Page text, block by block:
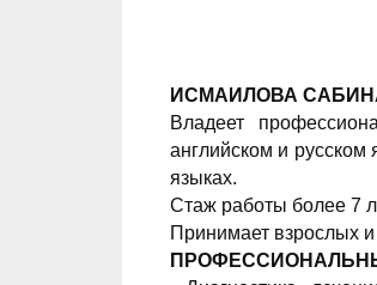
ИСМАИЛОВА
Владеет
английском и русском
языках.
Стаж работы более 7
Принимает взрослых